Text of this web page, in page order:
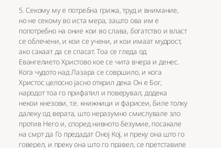
5. Секому му е потребна грижа, труд и внимание,
но не секому во иста мера, зашто ова им е
попотребно на оние кои во слава, богатство и власт
се облечени, и кои се учени, и кои имаат мудрост,
ако сакаат да се спасат. Тоа се гледа од
Евангелието Христово кое се чита вчера и денес.
Кога чудото над Лазара се совршило, и кога
Христос целосно јасно открил дека Он е Бог,
народот тоа го прифатил и поверувал, додека
некои кнезови, т.е. книжници и фарисеи, биле толку
далеку од верата, што неразумно смислувале зло
против Него и, според нивното безумие, посакале
на смрт да Го предадат Оној Кој, и преку она што го
говерел, и преку она што го правел, се претставиле